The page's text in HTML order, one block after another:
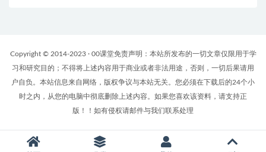
Copyright © 2014-2023 · 00课堂免责声明：本站所发布的一切文章仅限用于学
习和研究目的；不得将上述内容用于商业或者非法用途，否则，一切后果请用
户自负。本站信息来自网络，版权争议与本站无关。您必须在下载后的24个小
时之内，从您的电脑中彻底删除上述内容。如果您喜欢该资料，请支持正
版！！如有侵权请邮件与我们联系处理